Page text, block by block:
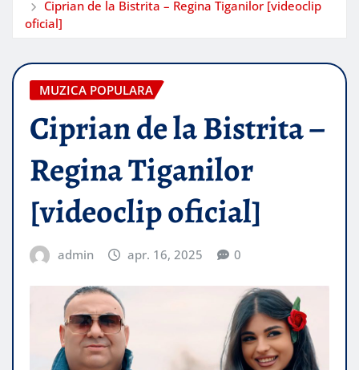
Ciprian de la Bistrita – Regina Tiganilor [videoclip
oficial]
MUZICA POPULARA
Ciprian de la Bistrita –
Regina Tiganilor
[videoclip oficial]
admin apr. 16, 2025 0